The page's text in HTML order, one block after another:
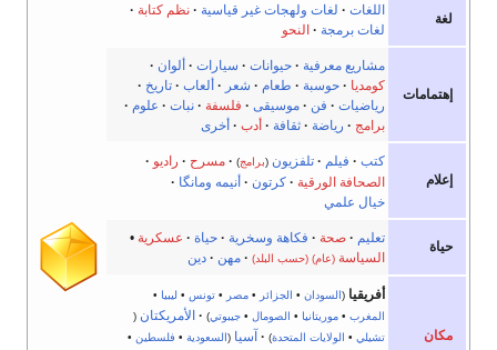
لغة
اللغات · لغات ولهجات غير قياسية · نظم كتابة ·
لغات برمجة · النحو
إهتمامات
مشاريع معرفية · حيوانات · سيارات · ألوان ·
كومديا · حوسبة · طعام · شعر · ألعاب · تاريخ ·
رياضيات · فن · موسيقى · فلسفة · نبات · علوم ·
برامج · رياضة · ثقافة · أدب · أخرى
إعلام
كتب · فيلم · تلفزيون (برامج)
· مسرح · راديو ·
الصحافة الورقية · كرتون · أنيمه ومانگا ·
خيال علمي
حياة
تعليم · صحة · فكاهة وسخرية · حياة · عسكرية •
السياسة(عام) (حسب البلد) · مهن · دين
مكان
أفريقيا (السودان • الجزائر • مصر • تونس • ليبيا •
المغرب • موريتانيا • الصومال • جيبوتي)
· الأمريكتان (
تشيلي • الولايات المتحدة)
· آسيا (السعودية • فلسطين •